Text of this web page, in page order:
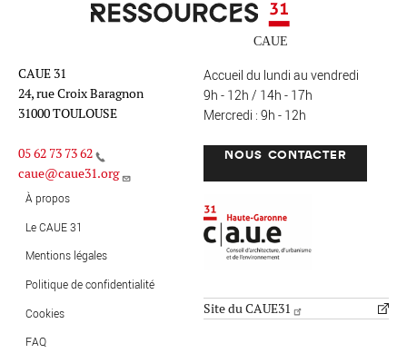
Ressources 31
CAUE 31
24, rue Croix Baragnon
31000 TOULOUSE
05 62 73 73 62
caue@caue31.org
Accueil du lundi au vendredi
9h - 12h / 14h - 17h
Mercredi : 9h - 12h
NOUS CONTACTER
MENU PIED DE PAGE
À propos
Le CAUE 31
Mentions légales
Politique de confidentialité
Cookies
FAQ
Site du CAUE31